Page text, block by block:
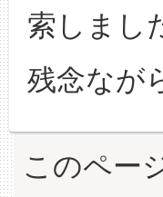
索しまし
残念なが
このペー